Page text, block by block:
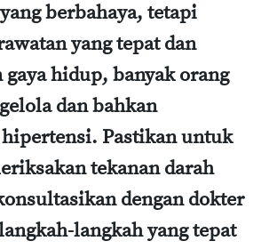
berbahaya, tetapi
yang tepat dan
hidup, banyak orang
dan bahkan
Pastikan untuk
tekanan darah
dengan dokter
langkah yang tepat